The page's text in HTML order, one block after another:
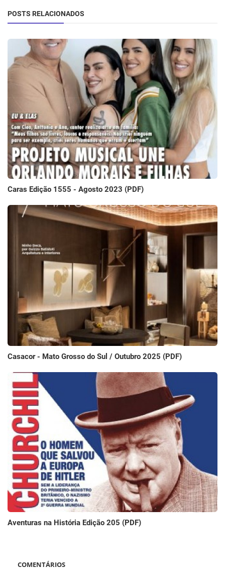
POSTS RELACIONADOS
Caras Edição 1555 - Agosto 2023 (PDF)
Casacor - Mato Grosso do Sul / Outubro 2025 (PDF)
Aventuras na História Edição 205 (PDF)
COMENTÁRIOS